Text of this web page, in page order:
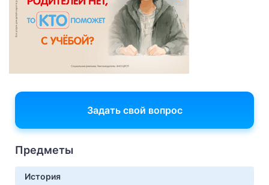
Задать свой вопрос
Предметы
История